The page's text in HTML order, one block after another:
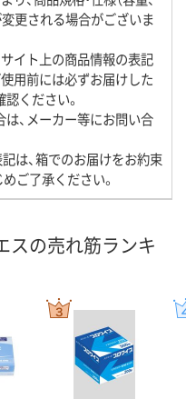
変更される場合がございま
イト上の商品情報の表記
用前には必ずお届けした
ください。
、メーカー等にお問い合
記は、箱でのお届けをお約束
ご了承ください。
スの売れ筋ランキ